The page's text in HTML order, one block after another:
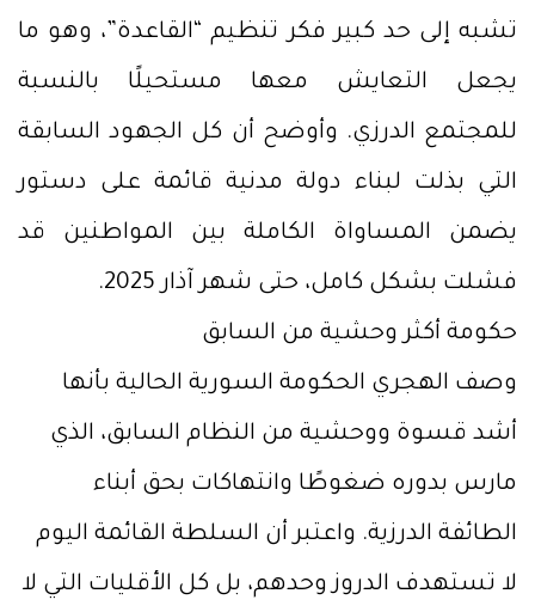
تشبه إلى حد كبير فكر تنظيم “القاعدة”، وهو ما
يجعل التعايش معها مستحيلًا بالنسبة
للمجتمع الدرزي. وأوضح أن كل الجهود السابقة
التي بذلت لبناء دولة مدنية قائمة على دستور
يضمن المساواة الكاملة بين المواطنين قد
فشلت بشكل كامل، حتى شهر آذار 2025.
حكومة أكثر وحشية من السابق
وصف الهجري الحكومة السورية الحالية بأنها
أشد قسوة ووحشية من النظام السابق، الذي
مارس بدوره ضغوطًا وانتهاكات بحق أبناء
الطائفة الدرزية. واعتبر أن السلطة القائمة اليوم
لا تستهدف الدروز وحدهم، بل كل الأقليات التي لا